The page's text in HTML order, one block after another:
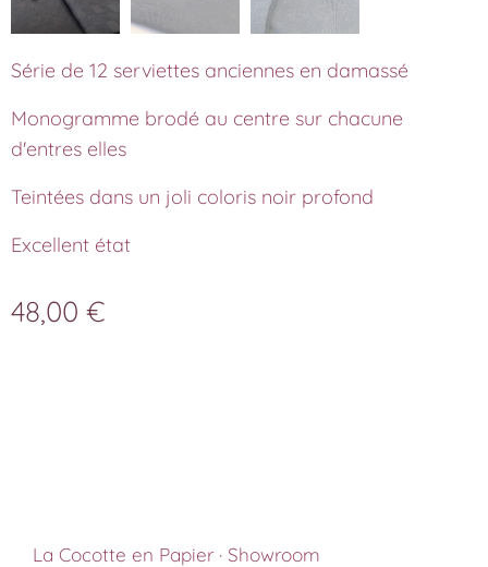
Série de 12 serviettes anciennes en damassé
Monogramme brodé au centre sur chacune
d'entres elles
Teintées dans un joli coloris noir profond
Excellent état
48,00 €
La Cocotte en Papier · Showroom